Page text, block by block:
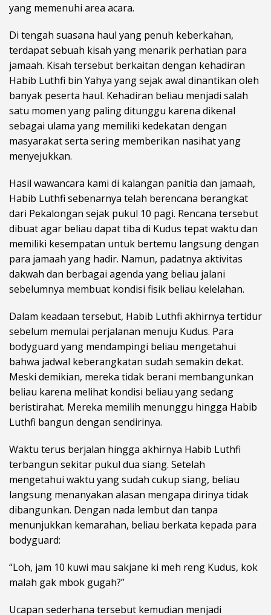
yang memenuhi area acara.
Di tengah suasana haul yang penuh keberkahan,
terdapat sebuah kisah yang menarik perhatian para
jamaah. Kisah tersebut berkaitan dengan kehadiran
Habib Luthfi bin Yahya yang sejak awal dinantikan oleh
banyak peserta haul. Kehadiran beliau menjadi salah
satu momen yang paling ditunggu karena dikenal
sebagai ulama yang memiliki kedekatan dengan
masyarakat serta sering memberikan nasihat yang
menyejukkan.
Hasil wawancara kami di kalangan panitia dan jamaah,
Habib Luthfi sebenarnya telah berencana berangkat
dari Pekalongan sejak pukul 10 pagi. Rencana tersebut
dibuat agar beliau dapat tiba di Kudus tepat waktu dan
memiliki kesempatan untuk bertemu langsung dengan
para jamaah yang hadir. Namun, padatnya aktivitas
dakwah dan berbagai agenda yang beliau jalani
sebelumnya membuat kondisi fisik beliau kelelahan.
Dalam keadaan tersebut, Habib Luthfi akhirnya tertidur
sebelum memulai perjalanan menuju Kudus. Para
bodyguard yang mendampingi beliau mengetahui
bahwa jadwal keberangkatan sudah semakin dekat.
Meski demikian, mereka tidak berani membangunkan
beliau karena melihat kondisi beliau yang sedang
beristirahat. Mereka memilih menunggu hingga Habib
Luthfi bangun dengan sendirinya.
Waktu terus berjalan hingga akhirnya Habib Luthfi
terbangun sekitar pukul dua siang. Setelah
mengetahui waktu yang sudah cukup siang, beliau
langsung menanyakan alasan mengapa dirinya tidak
dibangunkan. Dengan nada lembut dan tanpa
menunjukkan kemarahan, beliau berkata kepada para
bodyguard:
“Loh, jam 10 kuwi mau sakjane ki meh reng Kudus, kok
malah gak mbok gugah?”
Ucapan sederhana tersebut kemudian menjadi